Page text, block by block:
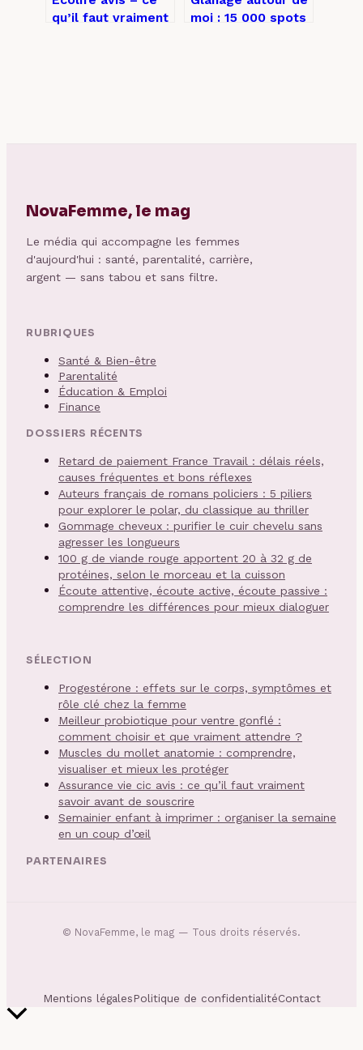
qu’il faut vraiment
moi : 15 000 spots
NovaFemme, le mag
Le média qui accompagne les femmes
d'aujourd'hui : santé, parentalité, carrière,
argent — sans tabou et sans filtre.
RUBRIQUES
Santé & Bien-être
Parentalité
Éducation & Emploi
Finance
DOSSIERS RÉCENTS
Retard de paiement France Travail : délais réels,
causes fréquentes et bons réflexes
Auteurs français de romans policiers : 5 piliers
pour explorer le polar, du classique au thriller
Gommage cheveux : purifier le cuir chevelu sans
agresser les longueurs
100 g de viande rouge apportent 20 à 32 g de
protéines, selon le morceau et la cuisson
Écoute attentive, écoute active, écoute passive :
comprendre les différences pour mieux dialoguer
SÉLECTION
Progestérone : effets sur le corps, symptômes et
rôle clé chez la femme
Meilleur probiotique pour ventre gonflé :
comment choisir et que vraiment attendre ?
Muscles du mollet anatomie : comprendre,
visualiser et mieux les protéger
Assurance vie cic avis : ce qu’il faut vraiment
savoir avant de souscrire
Semainier enfant à imprimer : organiser la semaine
en un coup d’œil
PARTENAIRES
© NovaFemme, le mag — Tous droits réservés.
Mentions légalesPolitique de confidentialitéContact